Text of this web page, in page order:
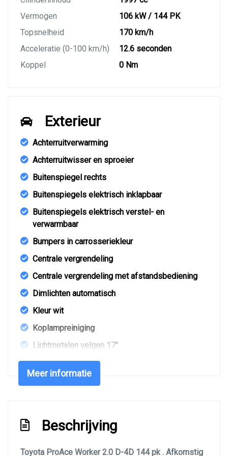
Vermogen
106 kW / 144 PK
Topsnelheid
170 km/h
Acceleratie (0-100 km/h)
12.6 seconden
Koppel
0 Nm
Exterieur
Achterruitverwarming
Achterruitwisser en sproeier
Buitenspiegel rechts
Buitenspiegels elektrisch inklapbaar
Buitenspiegels elektrisch verstel- en
verwarmbaar
Bumpers in carrosseriekleur
Centrale vergrendeling
Centrale vergrendeling met afstandsbediening
Dimlichten automatisch
Kleur wit
Koplampreiniging
Lichtmetalen velgen 17"
Mistlampen voor
Park distance control
Zijschuifdeur rechts
Meer informatie
Beschrijving
Toyota ProAce Worker 2.0 D-4D 144 pk . Afkomstig